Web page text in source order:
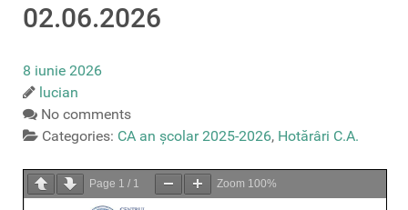
02.06.2026
8 iunie 2026
lucian
No comments
Categories: CA an școlar 2025-2026, Hotărâri C.A.
Page 1 / 1 Zoom 100%